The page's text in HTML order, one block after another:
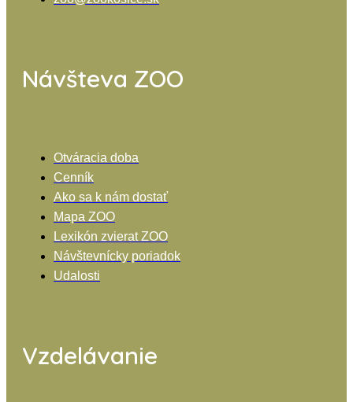
Návšteva ZOO
Otváracia doba
Cenník
Ako sa k nám dostať
Mapa ZOO
Lexikón zvierat ZOO
Návštevnícky poriadok
Udalosti
Vzdelávanie